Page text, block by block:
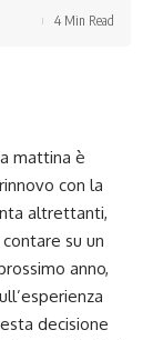
4 Min Read
mattina è
con la
altrettanti,
su un
anno,
decisione